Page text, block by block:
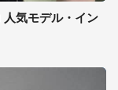
気モデル・イン